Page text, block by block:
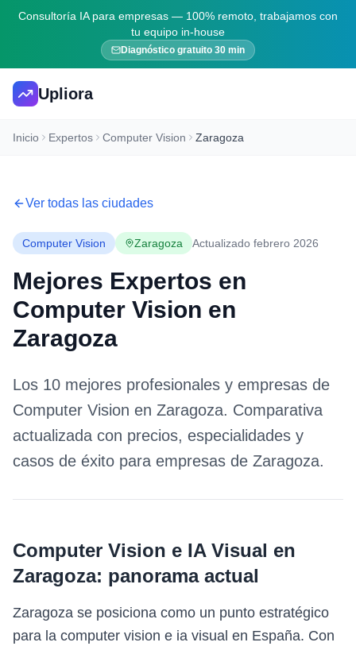
Consultoría IA para empresas — 100% remoto, trabajamos con
tu equipo in-house
Diagnóstico gratuito 30 min
Upliora
Inicio Expertos Computer Vision Zaragoza
Ver todas las ciudades
Computer Vision Zaragoza Actualizado febrero 2026
Mejores Expertos en
Computer Vision en
Zaragoza
Los 10 mejores profesionales y empresas de
Computer Vision en Zaragoza. Comparativa
actualizada con precios, especialidades y
casos de éxito para empresas de Zaragoza.
Computer Vision e IA Visual en
Zaragoza: panorama actual
Zaragoza se posiciona como un punto estratégico
para la computer vision e ia visual en España. Con